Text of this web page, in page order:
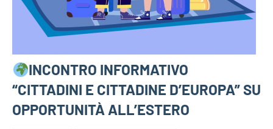
INCONTRO INFORMATIVO
“CITTADINI E CITTADINE D’EUROPA” SU
OPPORTUNITÀ ALL’ESTERO